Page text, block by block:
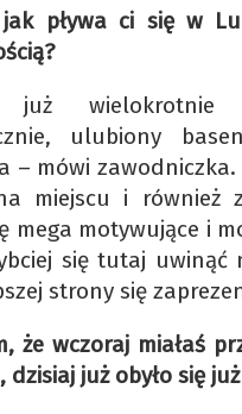
jak pływa ci się w
wielokrotnie
ulubiony
– mówi
miejscu i również
mega motywujące i
się tutaj uwinąć
strony się
że wczoraj miałaś
dzisiaj już obyło się